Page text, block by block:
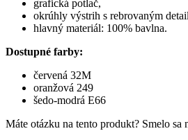
grafická potlač,
okrúhly výstrih s rebrovaným
hlavný materiál: 100% bavlna.
Dostupné farby:
červená 32M
oranžová 249
šedo-modrá E66
Máte otázku na tento produkt? Smelo sa